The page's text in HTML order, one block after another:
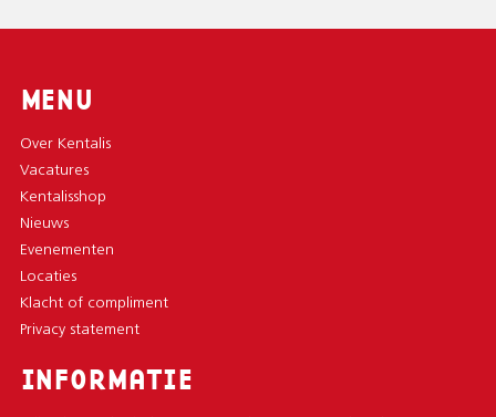
MENU
Over Kentalis
Vacatures
Kentalisshop
Nieuws
Evenementen
Locaties
Klacht of compliment
Privacy statement
INFORMATIE